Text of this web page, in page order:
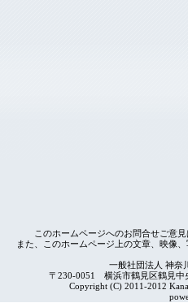
このホームページへのお問合せご意
また、このホームページ上の文章、映像
一般社団法人 神奈
〒230-0051 横浜市鶴見区鶴見
Copyright (C) 2011-2012